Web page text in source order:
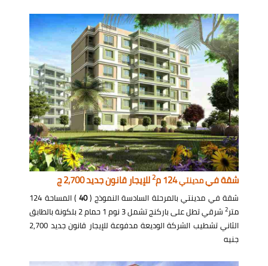
شقة فيمدينتي124 م 2للإيجار قانون جديد 2,700 ج
شقة في مدينتي بالمرحلة السادسة النموذج (40
) المساحة 124
متر2
شرقي تطل على باركنج تشمل 3 نوم 1 حمام 2 بلكونة بالطابق
الثاني تشطيب الشركة الوديعة مدفوعة للإيجار قانون جديد 2,700
جنيه